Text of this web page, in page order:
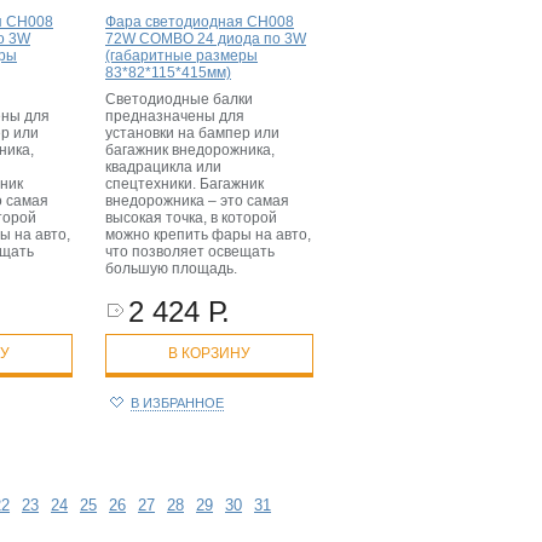
CH008
3W
для
или
самая
на авто,
Фара светодиодная CH008
72W COMBO 24 диода по 3W
(габаритные размеры
83*82*115*415мм)
Светодиодные балки
предназначены для
установки на бампер или
багажник внедорожника,
квадрацикла или
спецтехники. Багажник
внедорожника – это самая
высокая точка, в которой
можно крепить фары на авто,
что позволяет освещать
большую площадь.
2 424 Р.
В КОРЗИНУ
В ИЗБРАННОЕ
23 24 25 26 27 28 29 30 31